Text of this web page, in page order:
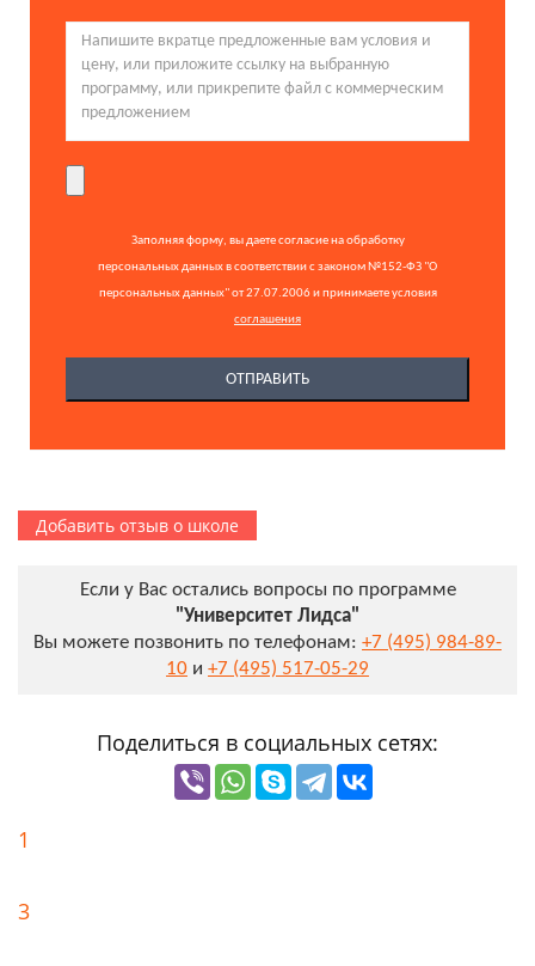
Заполняя форму, вы даете согласие на обработку
персональных данных в соответствии с законом №152-ФЗ "О
персональных данных" от 27.07.2006 и принимаете условия
соглашения
Добавить отзыв о школе
Если у Вас остались вопросы по программе
"Университет Лидса"
Вы можете позвонить по телефонам: +7 (495) 984-89-
10 и +7 (495) 517-05-29
Поделиться в социальных сетях:
1
3